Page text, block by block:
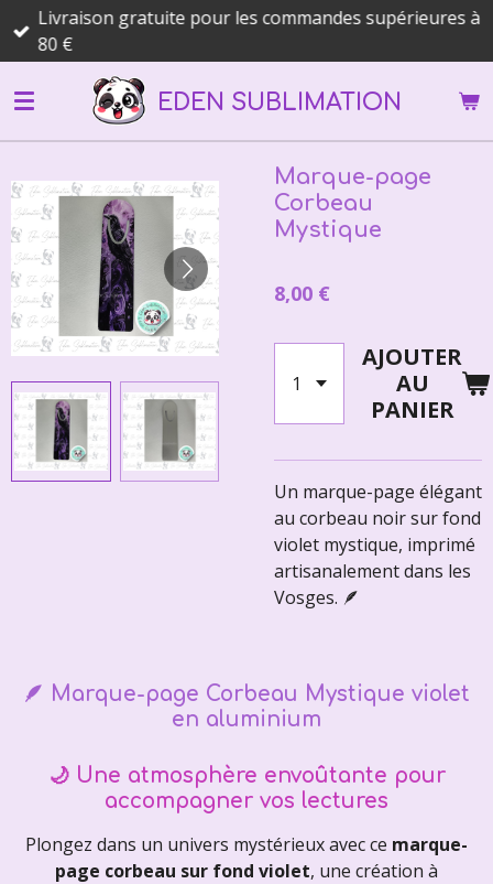
Passer
principal
EDEN SUBLIMATION
Livraison gratuite pour les commandes supérieures à
80 €
Marque-page
Corbeau
Mystique
8,00 €
AJOUTER
AU
PANIER
Un marque-page élégant
au corbeau noir sur fond
violet mystique, imprimé
artisanalement dans les
Vosges. 🪶
🪶 Marque-page Corbeau Mystique violet
en aluminium
🌙 Une atmosphère envoûtante pour
accompagner vos lectures
Plongez dans un univers mystérieux avec ce marque-
page corbeau sur fond violet, une création à